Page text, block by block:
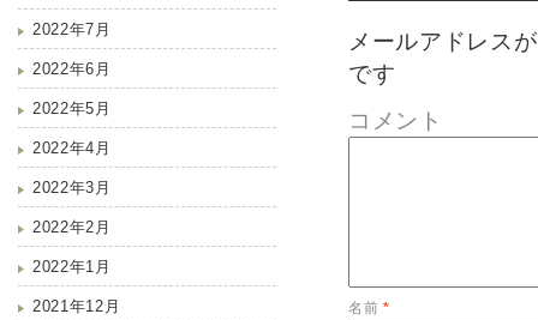
2022年7月
2022年6月
2022年5月
2022年4月
2022年3月
2022年2月
2022年1月
2021年12月
メールアドレス
です
コメント
名前*